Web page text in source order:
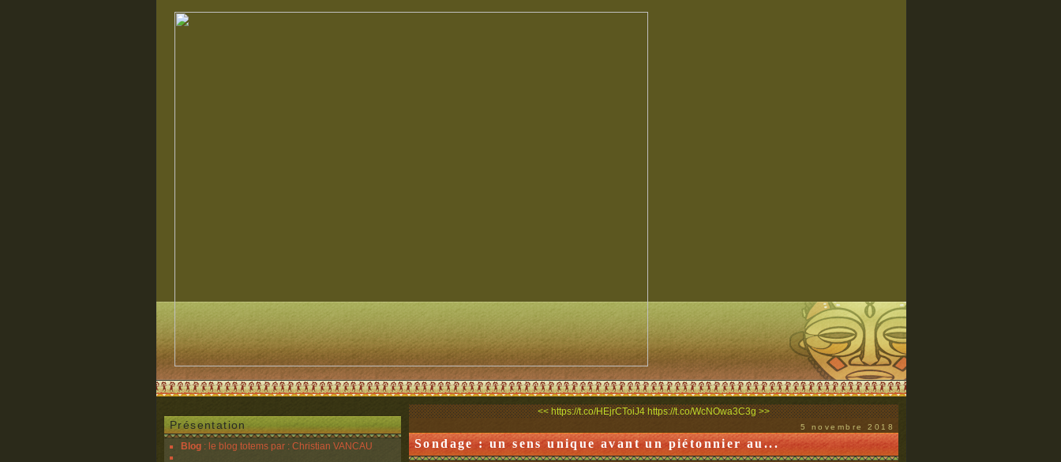
Présentation
Blog : le blog totems par : Christian VANCAU
<< https://t.co/HEjrCToiJ4 https://t.co/WcNOwa3C3g >>
5 novembre 2018
Sondage : un sens unique avant un piétonnier au...